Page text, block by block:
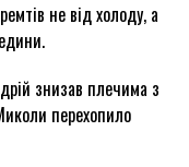
не від холоду, а
знизав плечима з
перехопило